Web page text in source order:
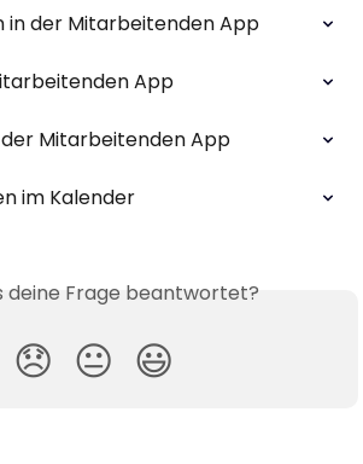
in der Mitarbeitenden App
App
Mitarbeitenden App
im Kalender
deine Frage beantwortet?
😞 😐 😃